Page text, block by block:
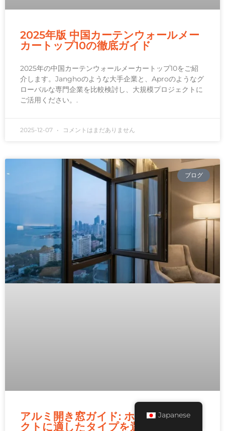
2025年版 中国カーテンウォールメー
カートップ10の徹底ガイド
2025年の中国カーテンウォールメーカートップ10をご紹
介します。Janghoのような大手企業と、Aproのようなグ
ローバルな専門企業を比較検討し、大規模プロジェクトに
ご活用ください。.
2025-12-07 コメントはまだありません
ブログ
アルミ開き窓ガイド: ホテルプロジェ
クトに適したタイプを選択するには?
Japanese